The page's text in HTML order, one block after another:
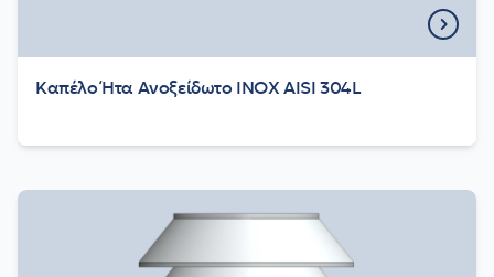
Καπέλο Ήτα Ανοξείδωτο INOX AISI 304L